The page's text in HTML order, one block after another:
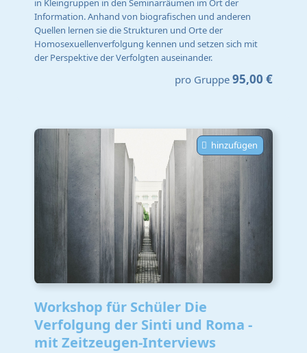
in Kleingruppen in den Seminarräumen im Ort der
Information. Anhand von biografischen und anderen
Quellen lernen sie die Strukturen und Orte der
Homosexuellenverfolgung kennen und setzen sich mit
der Perspektive der Verfolgten auseinander.
pro Gruppe 95,00 €
hinzufügen
Workshop für Schüler Die
Verfolgung der Sinti und Roma -
mit Zeitzeugen-Interviews